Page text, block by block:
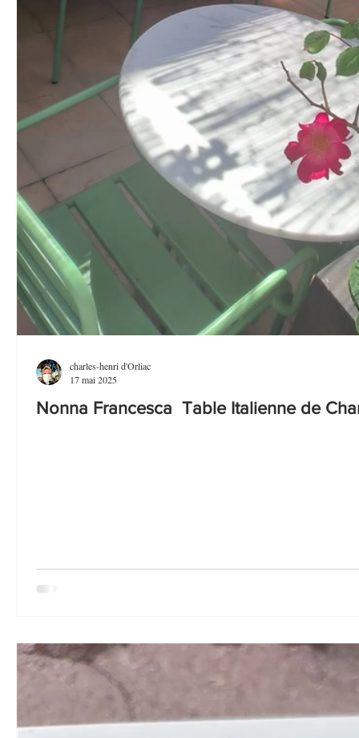
Nonna Francesca Table Italienne de
charles-henri d'Orliac
17 mai 2025